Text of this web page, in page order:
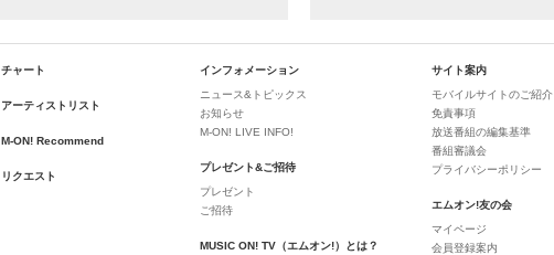
チャート
アーティストリスト
M-ON! Recommend
リクエスト
インフォメーション
ニュース&トピックス
お知らせ
M-ON! LIVE INFO!
プレゼント&ご招待
プレゼント
ご招待
MUSIC ON! TV（エムオン!）とは？
サイト案内
モバイルサイトのご紹介
免責事項
放送番組の編集基準
番組審議会
プライバシーポリシー
エムオン!友の会
マイページ
会員登録案内